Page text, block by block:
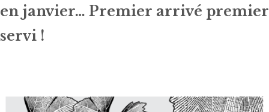
en janvier… Premier arrivé premier
servi !